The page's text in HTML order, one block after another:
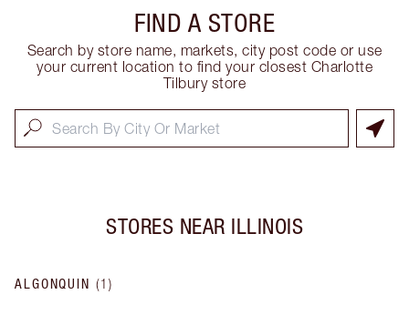
FIND A STORE
Search by store name, markets, city post code or use
your current location to find your closest Charlotte
Tilbury store
STORES NEAR ILLINOIS
ALGONQUIN (1 )